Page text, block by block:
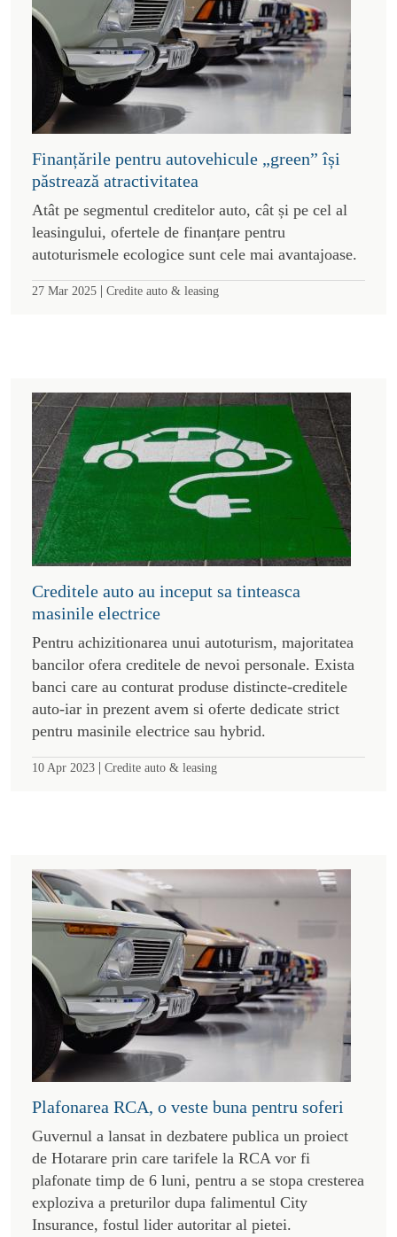
Finanțările pentru autovehicule „green” își
păstrează atractivitatea
Atât pe segmentul creditelor auto, cât și pe cel al
leasingului, ofertele de finanțare pentru
autoturismele ecologice sunt cele mai avantajoase.
27 Mar 2025 | Credite auto & leasing
Creditele auto au inceput sa tinteasca
masinile electrice
Pentru achizitionarea unui autoturism, majoritatea
bancilor ofera creditele de nevoi personale. Exista
banci care au conturat produse distincte-creditele
auto-iar in prezent avem si oferte dedicate strict
pentru masinile electrice sau hybrid.
10 Apr 2023 | Credite auto & leasing
Plafonarea RCA, o veste buna pentru soferi
Guvernul a lansat in dezbatere publica un proiect
de Hotarare prin care tarifele la RCA vor fi
plafonate timp de 6 luni, pentru a se stopa cresterea
exploziva a preturilor dupa falimentul City
Insurance, fostul lider autoritar al pietei.